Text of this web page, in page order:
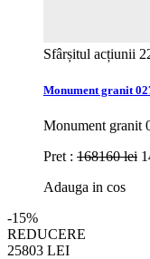
Sfârșitul acțiunii
Monument granit
Monument granit
Pret : 168160 lei
Adauga in cos
-15%
REDUCERE
25803 LEI